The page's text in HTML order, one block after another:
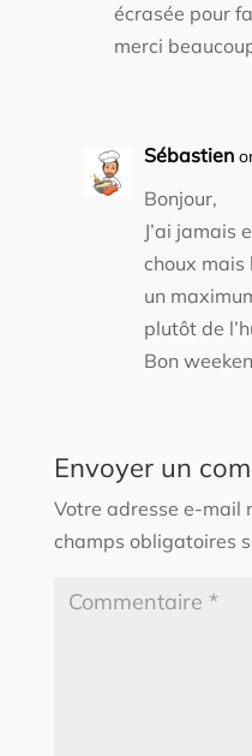
écrasée pour
merci
Sébastien
Bonjour,
J’ai jamais
choux mais
un
plutôt de
Bon
Envoyer un
Votre adresse e-mail
champs obligatoires